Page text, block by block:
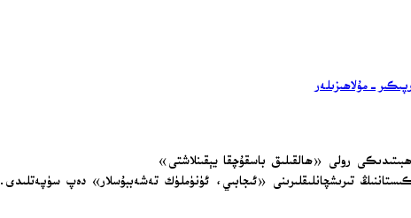
پىكىر-مۇلاھىزىلەر
رولى «ھالقىلىق باسقۇچقا يېقىنلاشتى»
تىرىشچانلىقلىرىنى «ئىجابىي، ئۈنۈملۈك تەشەببۇسلار» دەپ سۈپەتلىدى.